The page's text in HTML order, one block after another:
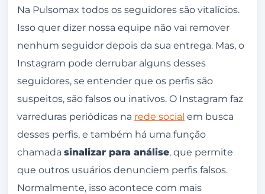
Na Pulsomax todos os seguidores são vitalícios.
Isso quer dizer nossa equipe não vai remover
nenhum seguidor depois da sua entrega. Mas, o
Instagram pode derrubar alguns desses
seguidores, se entender que os perfis são
suspeitos, são falsos ou inativos. O Instagram faz
varreduras periódicas na rede social em busca
desses perfis, e também há uma função
chamada sinalizar para análise, que permite
que outros usuários denunciem perfis falsos.
Normalmente, isso acontece com mais